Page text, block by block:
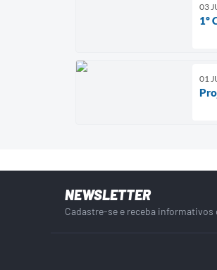
03
1º
01
NEWSLETTER
Cadastre-se e receba informativos